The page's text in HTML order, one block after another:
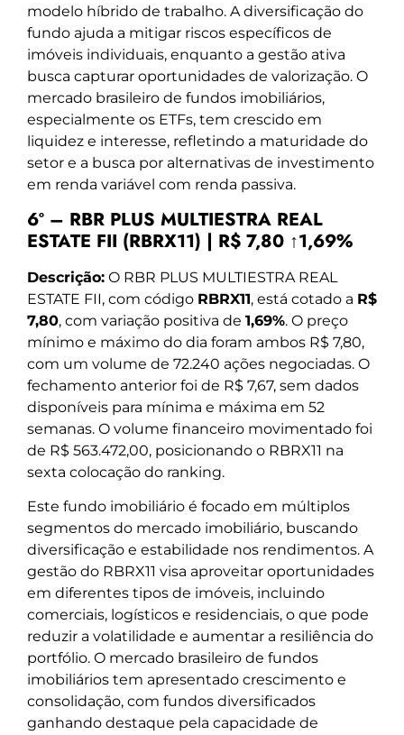
modelo híbrido de trabalho. A diversificação do
fundo ajuda a mitigar riscos específicos de
imóveis individuais, enquanto a gestão ativa
busca capturar oportunidades de valorização. O
mercado brasileiro de fundos imobiliários,
especialmente os ETFs, tem crescido em
liquidez e interesse, refletindo a maturidade do
setor e a busca por alternativas de investimento
em renda variável com renda passiva.
6º – RBR PLUS MULTIESTRA REAL
ESTATE FII (RBRX11) | R$ 7,80 ↑1,69%
Descrição: O RBR PLUS MULTIESTRA REAL
ESTATE FII, com código RBRX11, está cotado a R$
7,80, com variação positiva de 1,69%. O preço
mínimo e máximo do dia foram ambos R$ 7,80,
com um volume de 72.240 ações negociadas. O
fechamento anterior foi de R$ 7,67, sem dados
disponíveis para mínima e máxima em 52
semanas. O volume financeiro movimentado foi
de R$ 563.472,00, posicionando o RBRX11 na
sexta colocação do ranking.
Este fundo imobiliário é focado em múltiplos
segmentos do mercado imobiliário, buscando
diversificação e estabilidade nos rendimentos. A
gestão do RBRX11 visa aproveitar oportunidades
em diferentes tipos de imóveis, incluindo
comerciais, logísticos e residenciais, o que pode
reduzir a volatilidade e aumentar a resiliência do
portfólio. O mercado brasileiro de fundos
imobiliários tem apresentado crescimento e
consolidação, com fundos diversificados
ganhando destaque pela capacidade de